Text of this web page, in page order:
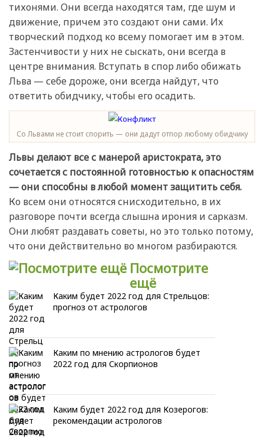
тихонями. Они всегда находятся там, где шум и
движение, причем это создают они сами. Их
творческий подход ко всему помогает им в этом.
Застенчивости у них не сыскать, они всегда в
центре внимания. Вступать в спор либо обижать
Льва — себе дороже, они всегда найдут, что
ответить обидчику, чтобы его осадить.
Со Львами не стоит спорить — они дадут отпор любому обидчику
Львы делают все с манерой аристократа, это
сочетается с постоянной готовностью к опасностям
— они способны в любой момент защитить себя.
Ко всем они относятся снисходительно, в их
разговоре почти всегда слышна ирония и сарказм.
Они любят раздавать советы, но это только потому,
что они действительно во многом разбираются.
Посмотрите
ещё
Каким будет 2022 год для Стрельцов:
прогноз от астрологов
Каким по мнению астрологов будет
2022 год для Скорпионов
Каким будет 2022 год для Козерогов:
рекомендации астрологов